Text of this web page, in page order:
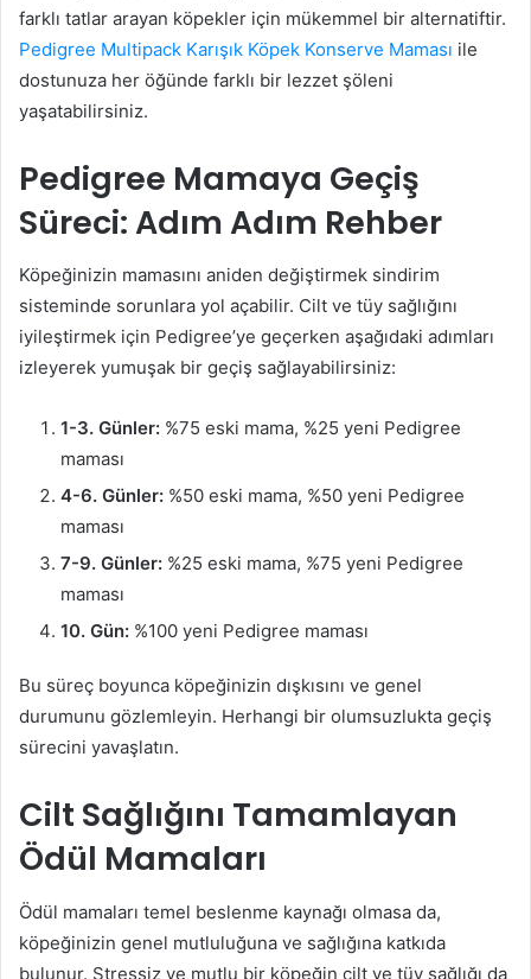
farklı tatlar arayan köpekler için mükemmel bir alternatiftir.
Pedigree Multipack Karışık Köpek Konserve Maması ile
dostunuza her öğünde farklı bir lezzet şöleni
yaşatabilirsiniz.
Pedigree Mamaya Geçiş
Süreci: Adım Adım Rehber
Köpeğinizin mamasını aniden değiştirmek sindirim
sisteminde sorunlara yol açabilir. Cilt ve tüy sağlığını
iyileştirmek için Pedigree’ye geçerken aşağıdaki adımları
izleyerek yumuşak bir geçiş sağlayabilirsiniz:
1-3. Günler: %75 eski mama, %25 yeni Pedigree
maması
4-6. Günler: %50 eski mama, %50 yeni Pedigree
maması
7-9. Günler: %25 eski mama, %75 yeni Pedigree
maması
10. Gün: %100 yeni Pedigree maması
Bu süreç boyunca köpeğinizin dışkısını ve genel
durumunu gözlemleyin. Herhangi bir olumsuzlukta geçiş
sürecini yavaşlatın.
Cilt Sağlığını Tamamlayan
Ödül Mamaları
Ödül mamaları temel beslenme kaynağı olmasa da,
köpeğinizin genel mutluluğuna ve sağlığına katkıda
bulunur. Stressiz ve mutlu bir köpeğin cilt ve tüy sağlığı da